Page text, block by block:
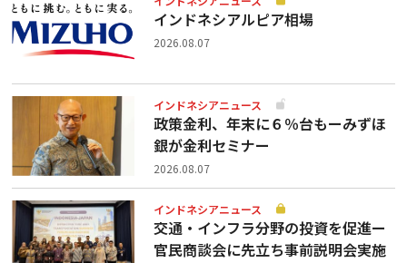
インドネシアルピア相場
2026.08.07
インドネシアニュース
政策金利、年末に６％台もーみずほ
銀が金利セミナー
2026.08.07
インドネシアニュース
交通・インフラ分野の投資を促進ー
官民商談会に先立ち事前説明会実施